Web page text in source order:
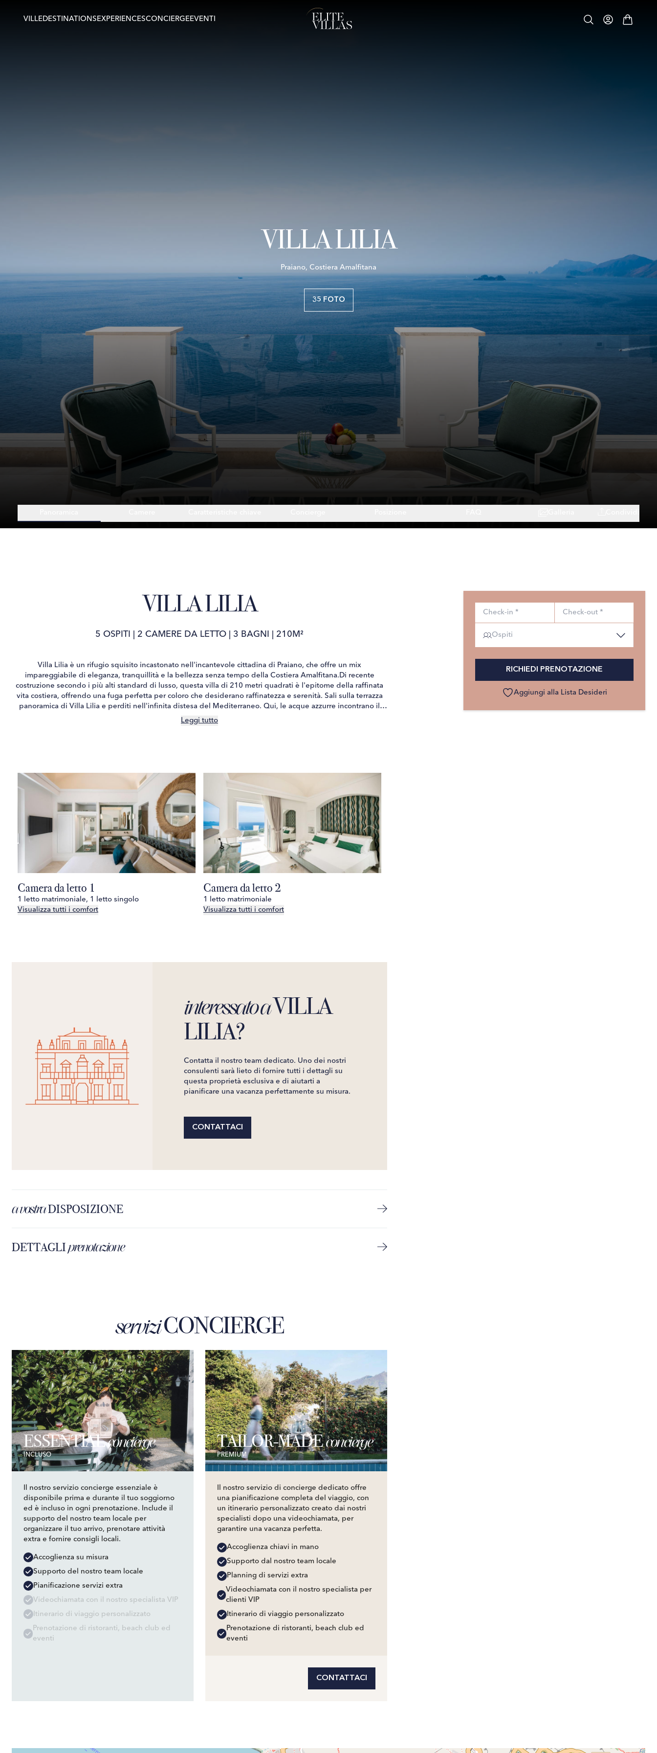
VILLEDESTINATIONSEXPERIENCESCONCIERGEEVENTI
VILLA LILIA
Praiano, Costiera Amalfitana
35 FOTO
VILLA LILIA
5 OSPITI 2 CAMERE DA LETTO 3 BAGNI 210M²
Villa Lilia è un rifugio squisito incastonato nell'incantevole cittadina di Praiano, che offre un mix
impareggiabile di eleganza, tranquillità e la bellezza senza tempo della Costiera Amalfitana.Di recente
costruzione secondo i più alti standard di lusso, questa villa di 210 metri quadrati è l'epitome della raffinata
vita costiera, offrendo una fuga perfetta per coloro che desiderano raffinatezza e serenità. Sali sulla terrazza
panoramica di Villa Lilia e perditi nell'infinita distesa del Mediterraneo. Qui, le acque azzurre incontrano il
cielo in un quadro mozzafiato, rendendo ogni momento straordinario. Il design a un solo livello della villa
musica ed energia. Entrambe sono a breve distanza e promettono indimenticabili esperienze al mare. Situata
a soli 50 passi dalla strada principale, Villa Lilia offre un santuario privato mantenendoti vicino ai tesori della
Costiera Amalfitana. Un breve tragitto in auto conduce a Positano e Amalfi, dove ti aspettano boutique vivaci,
ristoranti gourmet e una vita notturna glamour. Villa Lilia è più di una villa, è una porta d'accesso alla magia
della Costiera Amalfitana, un luogo in cui ogni alba sembra una promessa e ogni tramonto una celebrazione
di bellezza e pace.
Leggi tutto
Camera da letto 1
1 letto matrimoniale, 1 letto singolo
Visualizza tutti i comfort
Camera da letto 2
1 letto matrimoniale
Visualizza tutti i comfort
interessato aVILLA
LILIA?
Contatta il nostro team dedicato. Uno dei nostri
consulenti sarà lieto di fornire tutti i dettagli su
questa proprietà esclusiva e di aiutarti a
pianificare una vacanza perfettamente su misura.
CONTATTACI
a vostraDISPOSIZIONE
DETTAGLIprenotazione
serviziCONCIERGE
ESSENTIALconcierge
INCLUSO
Il nostro servizio concierge essenziale è
disponibile prima e durante il tuo soggiorno
ed è incluso in ogni prenotazione. Include il
supporto del nostro team locale per
organizzare il tuo arrivo, prenotare attività
extra e fornire consigli locali.
Accoglienza su misura
Supporto del nostro team locale
Pianificazione servizi extra
Videochiamata con il nostro specialista VIP
Itinerario di viaggio personalizzato
Prenotazione di ristoranti, beach club ed
eventi
TAILOR-MADEconcierge
PREMIUM
Il nostro servizio di concierge dedicato offre
una pianificazione completa del viaggio, con
un itinerario personalizzato creato dai nostri
specialisti dopo una videochiamata, per
garantire una vacanza perfetta.
Accoglienza chiavi in mano
Supporto dal nostro team locale
Planning di servizi extra
Videochiamata con il nostro specialista per
clienti VIP
Itinerario di viaggio personalizzato
Prenotazione di ristoranti, beach club ed
eventi
CONTATTACI
RICHIEDI PRENOTAZIONE
Aggiungi alla Lista Desideri